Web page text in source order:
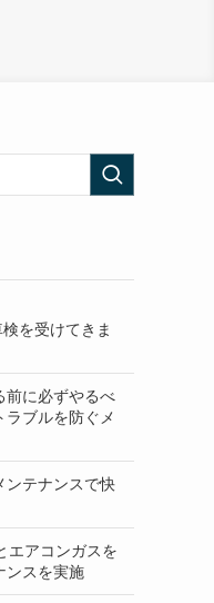
を受けてきま
前に必ずやるべ
ラブルを防ぐメ
ンテナンスで快
エアコンガスを
ンスを実施